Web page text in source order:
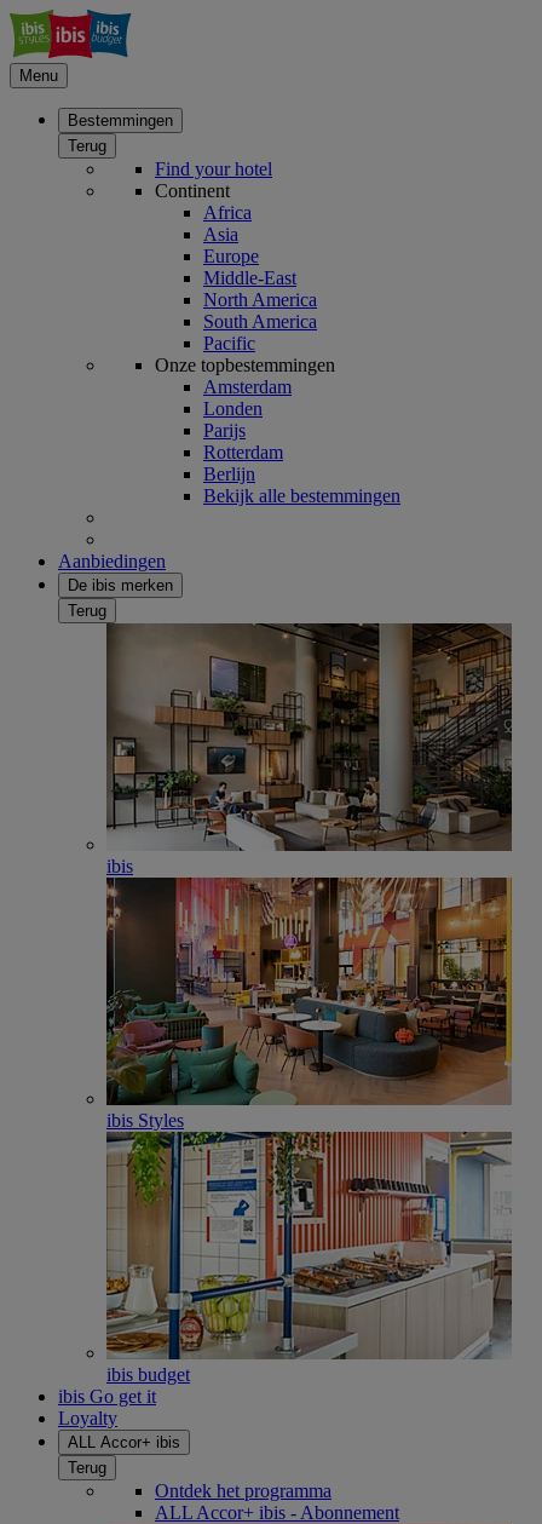
Menu
Bestemmingen
Terug
Find your hotel
Continent
Africa
Asia
Europe
Middle-East
North America
South America
Pacific
Onze topbestemmingen
Amsterdam
Londen
Parijs
Rotterdam
Berlijn
Bekijk alle bestemmingen
Aanbiedingen
De ibis merken
Terug
ibis
ibis Styles
ibis budget
ibis Go get it
Loyalty
ALL Accor+ ibis
Terug
Ontdek het programma
ALL Accor+ ibis - Abonnement